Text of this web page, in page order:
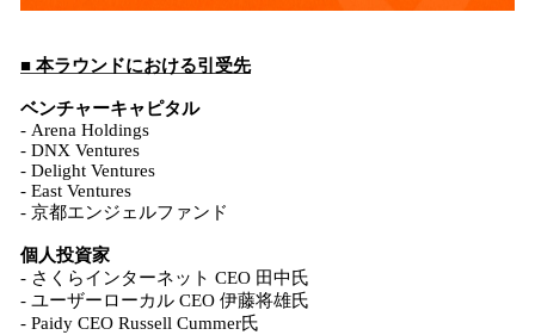
■ 本ラウンドにおける引受先
ベンチャーキャピタル
- Arena Holdings
- DNX Ventures
- Delight Ventures
- East Ventures
- 京都エンジェルファンド
個人投資家
- さくらインターネット CEO 田中氏
- ユーザーローカル CEO 伊藤将雄氏
- Paidy CEO Russell Cummer氏